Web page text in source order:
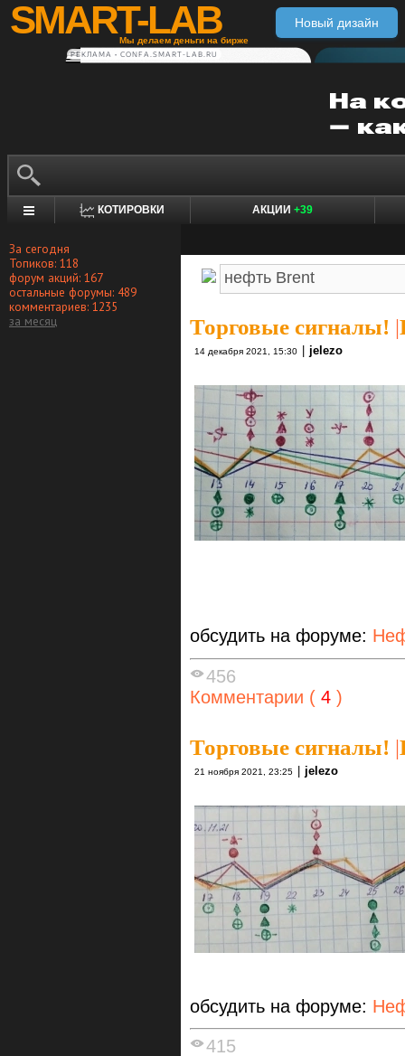
SMART-LAB
Мы делаем деньги на бирже
Новый дизайн
РЕКЛАМА • CONFA.SMART-LAB.RU
КОТИРОВКИ АКЦИИ +39
За сегодня
Топиков: 118
форум акций: 167
остальные форумы: 489
комментариев: 1235
за месяц
Торговые сигналы! |
14 декабря 2021, 15:30 jelezo
обсудить на форуме:
456
Комментарии ( 4 )
Торговые сигналы! |
21 ноября 2021, 23:25 | jelezo
обсудить на форуме:
415